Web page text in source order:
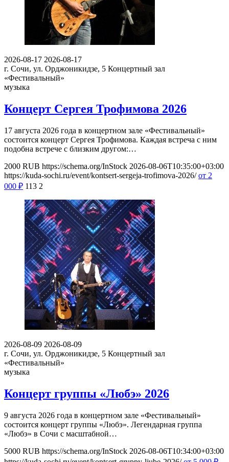
2026-08-17 2026-08-17
г. Сочи, ул. Орджоникидзе, 5 Концертный зал
«Фестивальный»
музыка
Концерт Сергея Трофимова 2026
17 августа 2026 года в концертном зале «Фестивальный»
состоится концерт Сергея Трофимова. Каждая встреча с ним
подобна встрече с близким другом:…
2000 RUB https://schema.org/InStock 2026-08-06T10:35:00+03:00
https://kuda-sochi.ru/event/kontsert-sergeja-trofimova-2026/ от 2
000 ₽ 113 2
2026-08-09 2026-08-09
г. Сочи, ул. Орджоникидзе, 5 Концертный зал
«Фестивальный»
музыка
Концерт группы «Любэ» 2026
9 августа 2026 года в концертном зале «Фестивальный»
состоится концерт группы «Любэ». Легендарная группа
«Любэ» в Сочи с масштабной…
5000 RUB https://schema.org/InStock 2026-08-06T10:34:00+03:00